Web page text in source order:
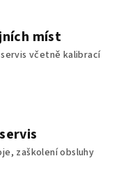
míst
včetně kalibrací
zaškolení obsluhy